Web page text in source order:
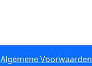
Algemene Voorwaarden